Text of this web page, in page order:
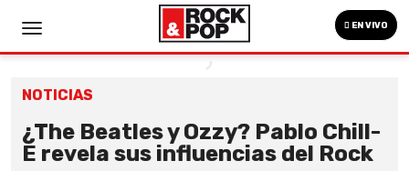
EN VIVO
NOTICIAS
¿The Beatles y Ozzy? Pablo Chill-
E revela sus influencias del Rock